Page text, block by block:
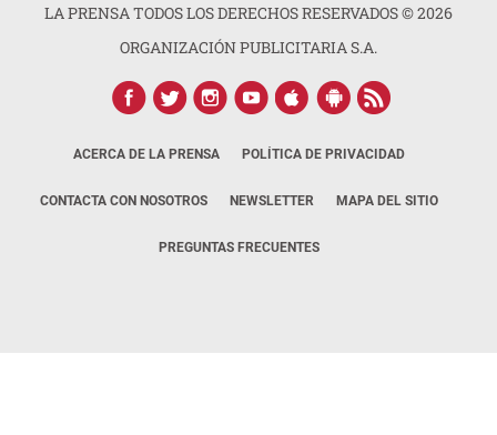
LA PRENSA TODOS LOS DERECHOS RESERVADOS ©2026
ORGANIZACIÓN PUBLICITARIA S.A.
ACERCA DE LA PRENSA POLÍTICA DE PRIVACIDAD
CONTACTA CON NOSOTROS NEWSLETTER MAPA DEL SITIO
PREGUNTAS FRECUENTES